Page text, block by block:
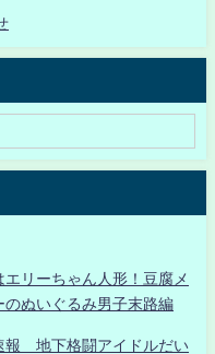
リーちゃん人形！豆腐メ
のぬいぐるみ男子末路編
報 地下格闘アイドルだい